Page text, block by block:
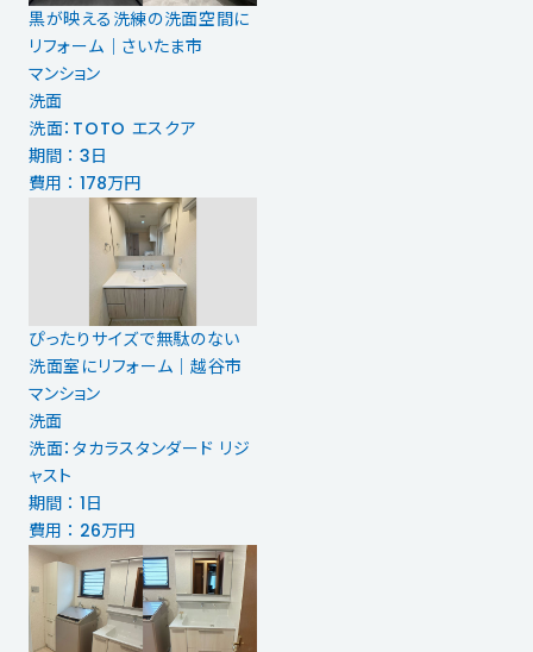
黒が映える洗練の洗面空間に
リフォーム｜さいたま市
マンション
洗面
洗面：TOTO エスクア
期間 ： 3日
費用 ： 178万円
ぴったりサイズで無駄のない
洗面室にリフォーム｜越谷市
マンション
洗面
洗面：タカラスタンダード リジ
ャスト
期間 ： 1日
費用 ： 26万円